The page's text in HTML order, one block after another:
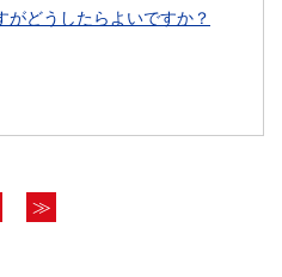
がどうしたらよいですか？
≫